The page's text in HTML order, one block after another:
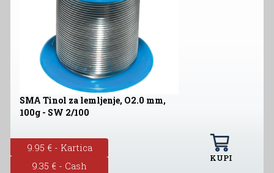
SMA Tinol za lemljenje, O2.0 mm,
100g - SW 2/100
9.95 € - Kartica
9.35 € - Cash
KUPI